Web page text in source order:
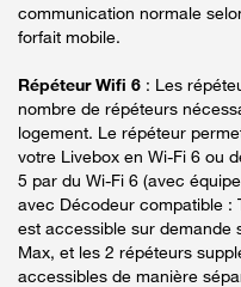
communication normale
forfait mobile.
Répéteur Wifi 6 : Les
nombre de répéteurs
logement. Le répéteur
votre Livebox en Wi-Fi 6 ou
5 par du Wi-Fi 6 (avec
avec Décodeur compatible :
est accessible sur demande
Max, et les 2 répéteurs
accessibles de manière